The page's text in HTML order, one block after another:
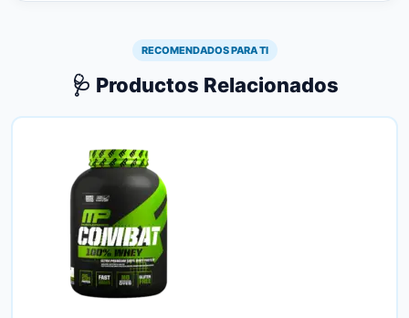
RECOMENDADOS PARA TI
🩺 Productos Relacionados